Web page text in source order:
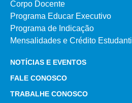
Corpo Docente
Programa Educar Executivo
Programa de Indicação
Mensalidades e Crédito Estudantil
NOTÍCIAS E EVENTOS
FALE CONOSCO
TRABALHE CONOSCO